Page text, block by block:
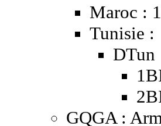
Maroc :
Tunisie :
DTun
GQGA :